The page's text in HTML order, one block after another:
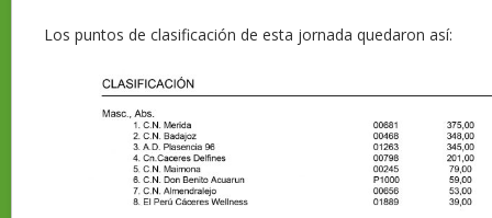
Los puntos de clasificación de esta jornada quedaron así: